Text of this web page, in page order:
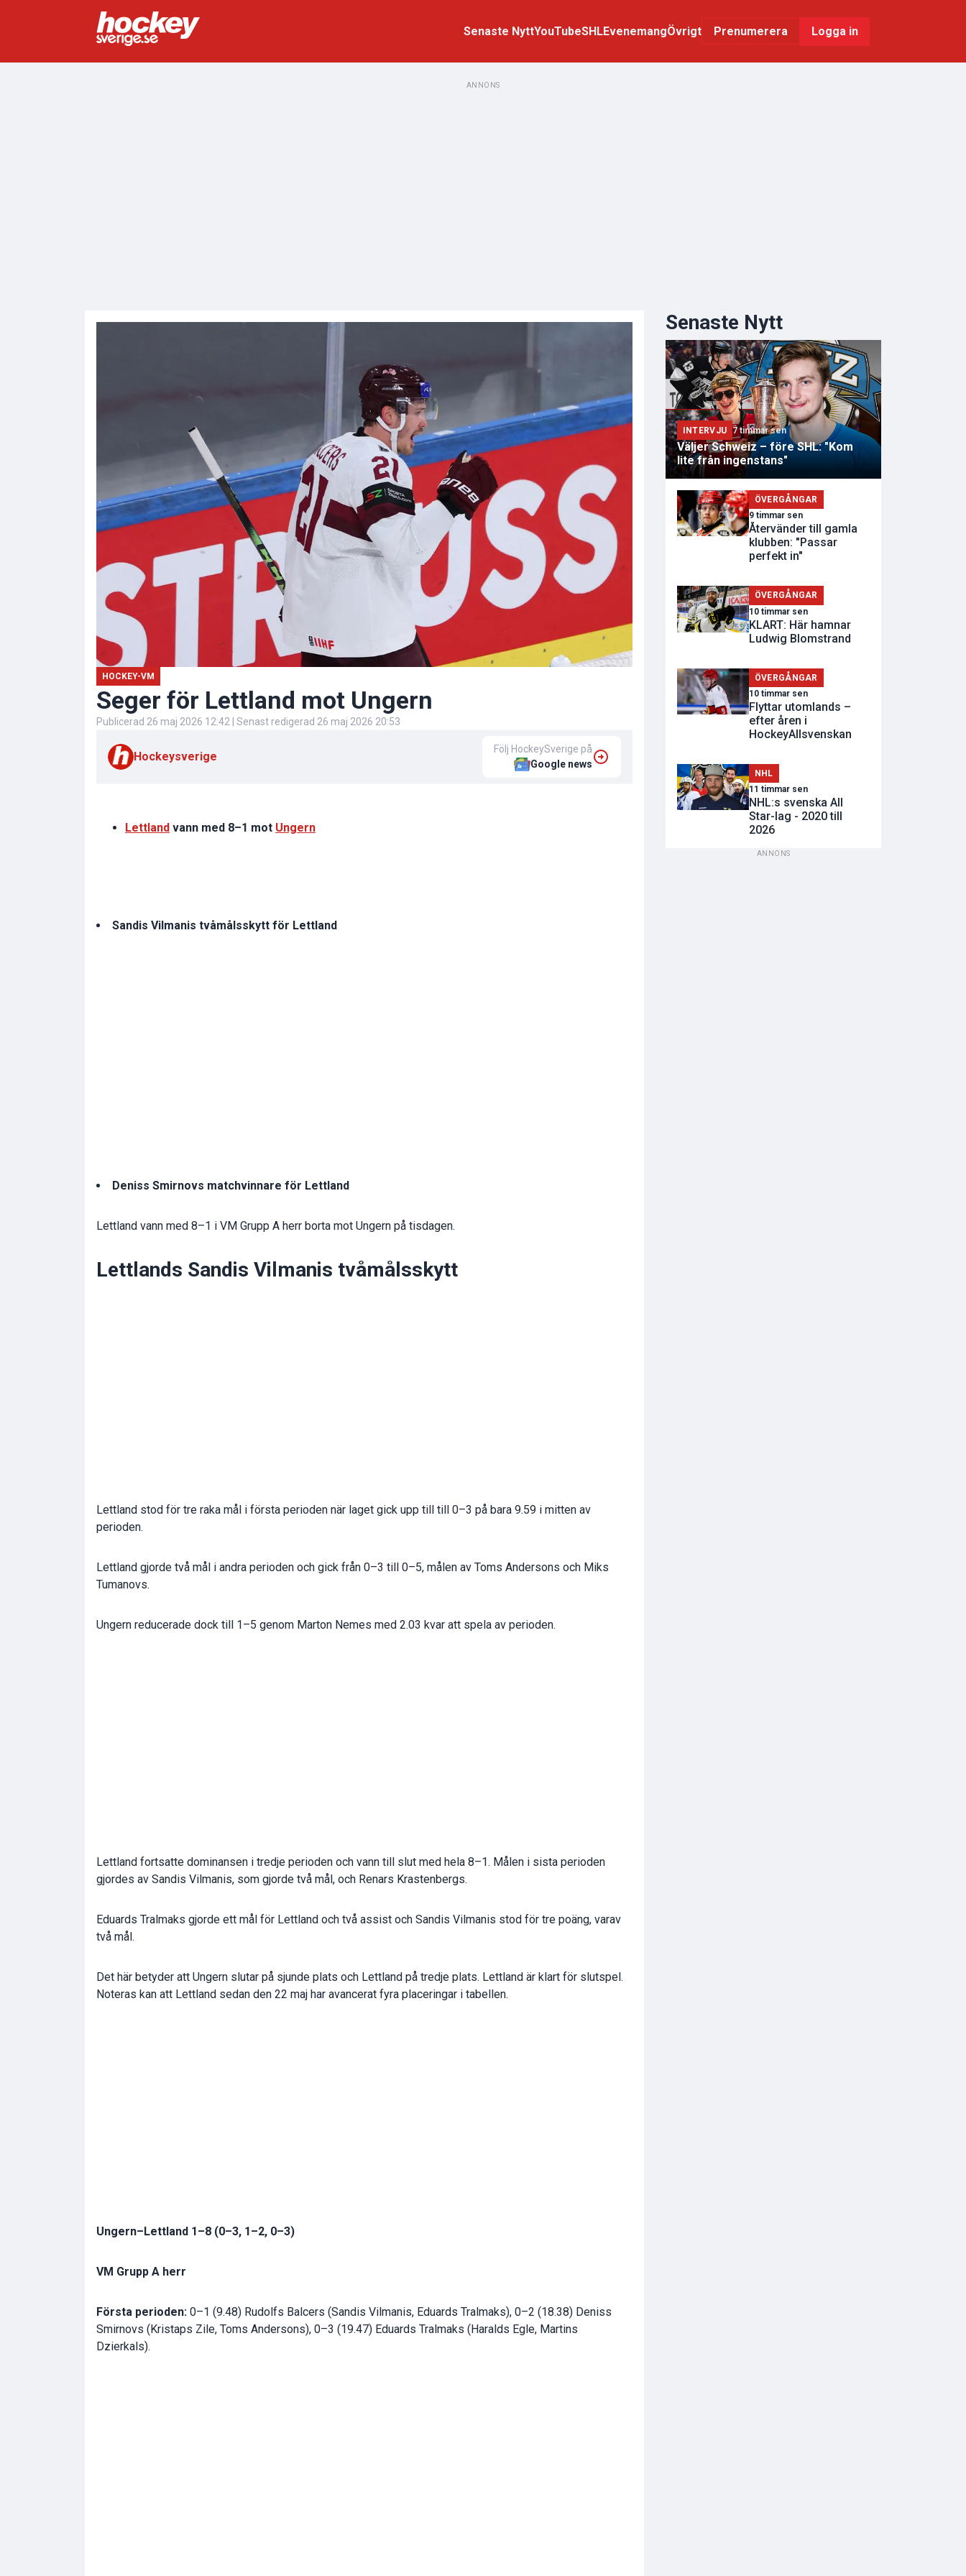
Senaste NyttYouTubeSHLEvenemangÖvrigt Prenumerera Logga in
ANNONS
HOCKEY-VM
Seger för Lettland mot Ungern
Publicerad 26 maj 2026 12:42 | Senast redigerad 26 maj 2026 20:53
Hockeysverige
Följ HockeySverige på
Google news
Lettland vann med 8–1 mot Ungern
Sandis Vilmanis tvåmålsskytt för Lettland
Deniss Smirnovs matchvinnare för Lettland
Lettland vann med 8–1 i VM Grupp A herr borta mot Ungern på tisdagen.
Lettlands Sandis Vilmanis tvåmålsskytt
Lettland stod för tre raka mål i första perioden när laget gick upp till till 0–3 på bara 9.59 i mitten av
perioden.
Lettland gjorde två mål i andra perioden och gick från 0–3 till 0–5, målen av Toms Andersons och Miks
Tumanovs.
Ungern reducerade dock till 1–5 genom Marton Nemes med 2.03 kvar att spela av perioden.
Lettland fortsatte dominansen i tredje perioden och vann till slut med hela 8–1. Målen i sista perioden
gjordes av Sandis Vilmanis, som gjorde två mål, och Renars Krastenbergs.
Eduards Tralmaks gjorde ett mål för Lettland och två assist och Sandis Vilmanis stod för tre poäng, varav
två mål.
Det här betyder att Ungern slutar på sjunde plats och Lettland på tredje plats. Lettland är klart för slutspel.
Noteras kan att Lettland sedan den 22 maj har avancerat fyra placeringar i tabellen.
Ungern–Lettland 1–8 (0–3, 1–2, 0–3)
VM Grupp A herr
Första perioden: 0–1 (9.48) Rudolfs Balcers (Sandis Vilmanis, Eduards Tralmaks), 0–2 (18.38) Deniss
Smirnovs (Kristaps Zile, Toms Andersons), 0–3 (19.47) Eduards Tralmaks (Haralds Egle, Martins
Dzierkals).
Senaste Nytt
INTERVJU 7 timmar sen
Väljer Schweiz – före SHL: "Kom
lite från ingenstans"
ÖVERGÅNGAR
9 timmar sen
Återvänder till gamla
klubben: "Passar
perfekt in"
ÖVERGÅNGAR
10 timmar sen
KLART: Här hamnar
Ludwig Blomstrand
ÖVERGÅNGAR
10 timmar sen
Flyttar utomlands –
efter åren i
HockeyAllsvenskan
NHL
11 timmar sen
NHL:s svenska All
Star-lag - 2020 till
2026
ANNONS